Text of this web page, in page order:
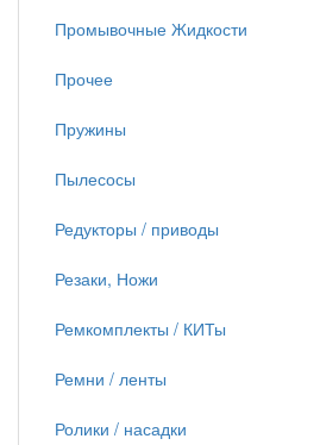
Промывочные Жидкости
Прочее
Пружины
Пылесосы
Редукторы / приводы
Резаки, Ножи
Ремкомплекты / КИТы
Ремни / ленты
Ролики / насадки